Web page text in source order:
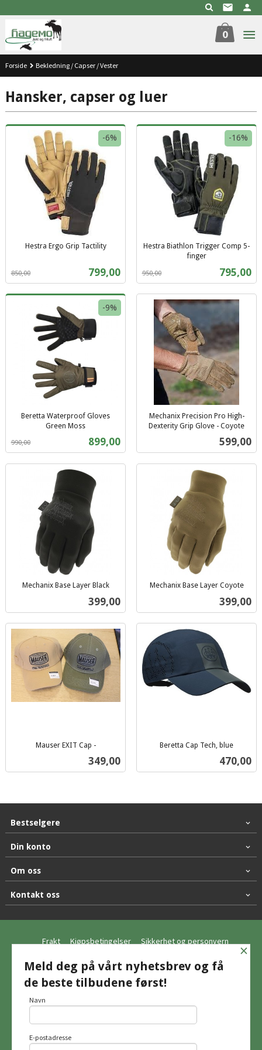
til
innholdet
0
Forside Bekledning / Capser / Vester
Hansker, capser og luer
Hestra Ergo Grip Tactility
Tilbud
799,00
850,00
-6%
Hestra Biathlon Trigger Comp 5-
finger
Tilbud
795,00
950,00
-16%
mva.
Beretta Waterproof Gloves
Green Moss
Tilbud
899,00
990,00
-9%
mva.
Mechanix Precision Pro High-
Dexterity Grip Glove - Coyote
Pris
599,00
Mechanix Base Layer Black
Pris
399,00
Mechanix Base Layer Coyote
Pris
399,00
Mauser EXIT Cap -
Pris
349,00
Beretta Cap Tech, blue
Pris
470,00
Bestselgere
Din konto
Om oss
Kontakt oss
Frakt Kjøpsbetingelser Sikkerhet og personvern
Nyhetsbrev
© Hagemo Jakt og Friluft AS
Vår nettbutikk bruker cookies slik at du
×
Meld deg på vårt nyhetsbrev og få
de beste tilbudene først!
Navn
E-postadresse